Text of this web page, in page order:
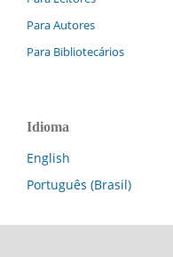
Para Autores
Para Bibliotecários
Idioma
English
Português (Brasil)